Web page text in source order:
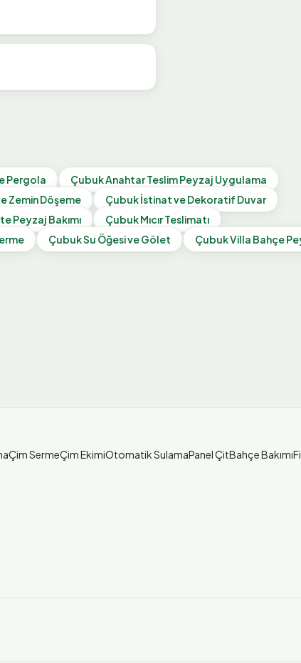
Pergola ÇubukAnahtar Teslim Peyzaj Uygulama
Zemin Döşeme Çubukİstinat ve Dekoratif Duvar
Peyzaj Bakımı ÇubukMıcır Teslimatı
ÇubukSu Öğesi ve Gölet ÇubukVilla Bahçe
Çim SermeÇim EkimiOtomatik SulamaPanel ÇitBahçe Bakımı